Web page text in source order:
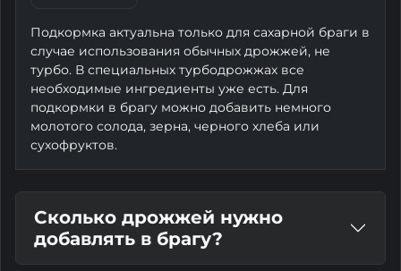
Подкормка актуальна только для сахарной браги в
случае использования обычных дрожжей, не
турбо. В специальных турбодрожжах все
необходимые ингредиенты уже есть. Для
подкормки в брагу можно добавить немного
молотого солода, зерна, черного хлеба или
сухофруктов.
Сколько дрожжей нужно
добавлять в брагу?